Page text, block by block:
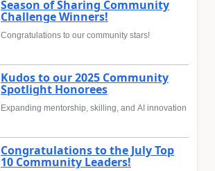
Season of Sharing Community
Challenge Winners!
Congratulations to our community stars!
Kudos to our 2025 Community
Spotlight Honorees
Expanding mentorship, skilling, and AI innovation
Congratulations to the July Top
10 Community Leaders!